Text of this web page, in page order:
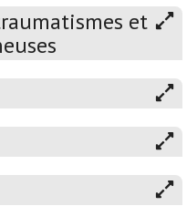
et